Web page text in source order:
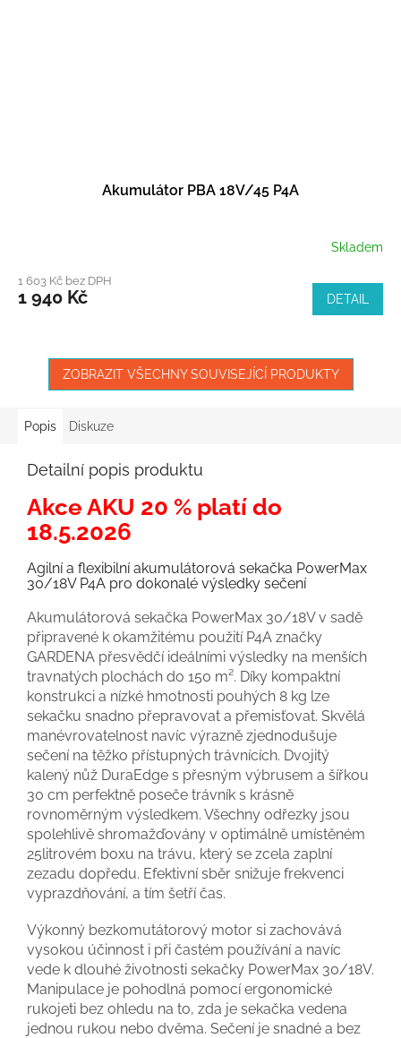
Akumulátor PBA 18V/45 P4A
Skladem
1 603 Kč bez DPH
1 940 Kč DETAIL
ZOBRAZIT VŠECHNY SOUVISEJÍCÍ PRODUKTY
Popis Diskuze
Detailní popis produktu
Akce AKU 20 % platí do
18.5.2026
Agilní a flexibilní akumulátorová sekačka PowerMax
30/18V P4A pro dokonalé výsledky sečení
Akumulátorová sekačka PowerMax 30/18V v sadě
připravené k okamžitému použití P4A značky
GARDENA přesvědčí ideálními výsledky na menších
travnatých plochách do 150 m². Díky kompaktní
konstrukci a nízké hmotnosti pouhých 8 kg lze
sekačku snadno přepravovat a přemisťovat. Skvělá
manévrovatelnost navíc výrazně zjednodušuje
sečení na těžko přístupných trávnících. Dvojitý
kalený nůž DuraEdge s přesným výbrusem a šířkou
30 cm perfektně poseče trávník s krásně
rovnoměrným výsledkem. Všechny odřezky jsou
spolehlivě shromažďovány v optimálně umístěném
25litrovém boxu na trávu, který se zcela zaplní
zezadu dopředu. Efektivní sběr snižuje frekvenci
vyprazdňování, a tím šetří čas.
Výkonný bezkomutátorový motor si zachovává
vysokou účinnost i při častém používání a navíc
vede k dlouhé životnosti sekačky PowerMax 30/18V.
Manipulace je pohodlná pomocí ergonomické
rukojeti bez ohledu na to, zda je sekačka vedena
jednou rukou nebo dvěma. Sečení je snadné a bez